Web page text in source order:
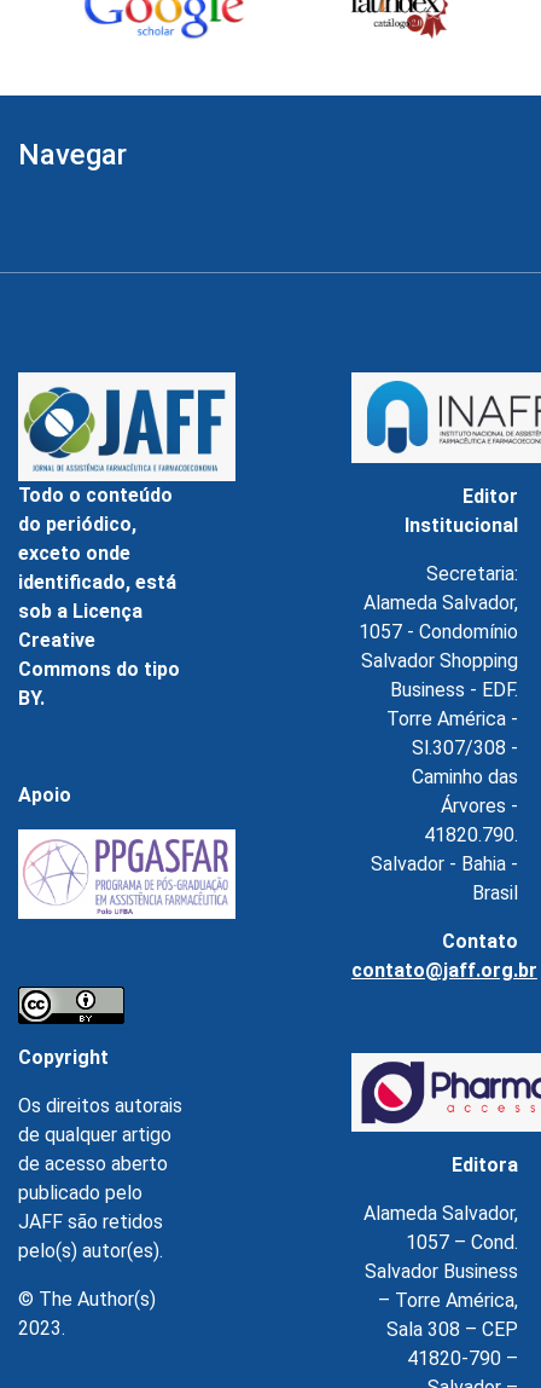
Navegar
Todo o conteúdo
do periódico,
exceto onde
identificado, está
sob a Licença
Creative
Commons do tipo
BY.
Apoio
Copyright
Os direitos autorais
de qualquer artigo
de acesso aberto
publicado pelo
JAFF são retidos
pelo(s) autor(es).
© The Author(s)
2023.
Editor
Institucional
Secretaria:
Alameda Salvador,
1057 - Condomínio
Salvador Shopping
Business - EDF.
Torre América -
Sl.307/308 -
Caminho das
Árvores -
41820.790.
Salvador - Bahia -
Brasil
Contato
contato@jaff.org.br
Editora
Alameda Salvador,
1057 – Cond.
Salvador Business
– Torre América,
Sala 308 – CEP
41820-790 –